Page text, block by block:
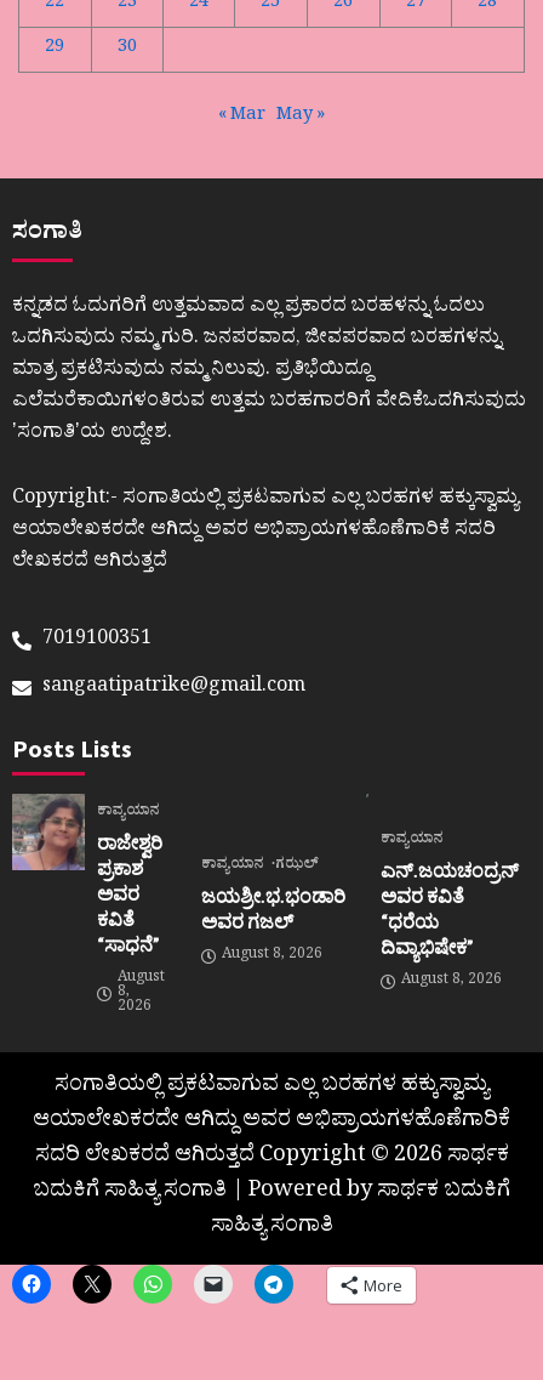
29
30
« Mar May »
ಸಂಗಾತಿ
ಕನ್ನಡದ ಓದುಗರಿಗೆ ಉತ್ತಮವಾದ ಎಲ್ಲ ಪ್ರಕಾರದ ಬರಹಳನ್ನು ಓದಲು
ಒದಗಿಸುವುದು ನಮ್ಮ ಗುರಿ. ಜನಪರವಾದ, ಜೀವಪರವಾದ ಬರಹಗಳನ್ನು
ಮಾತ್ರ ಪ್ರಕಟಿಸುವುದು ನಮ್ಮ ನಿಲುವು. ಪ್ರತಿಭೆಯಿದ್ದೂ
ಎಲೆಮರೆಕಾಯಿಗಳಂತಿರುವ ಉತ್ತಮ ಬರಹಗಾರರಿಗೆ ವೇದಿಕೆಒದಗಿಸುವುದು
ʼಸಂಗಾತಿʼಯ ಉದ್ದೇಶ.
Copyright:- ಸಂಗಾತಿಯಲ್ಲಿ ಪ್ರಕಟವಾಗುವ ಎಲ್ಲ ಬರಹಗಳ ಹಕ್ಕುಸ್ವಾಮ್ಯ
ಆಯಾಲೇಖಕರದೇ ಆಗಿದ್ದು ಅವರ ಅಭಿಪ್ರಾಯಗಳಹೊಣೆಗಾರಿಕೆ ಸದರಿ
ಲೇಖಕರದೆ ಆಗಿರುತ್ತದೆ
7019100351
sangaatipatrike@gmail.com
Posts Lists
ಕಾವ್ಯಯಾನ
ರಾಜೇಶ್ವರಿ
ಪ್ರಕಾಶ
ಅವರ
ಕವಿತೆ
“ಸಾಧನೆ”
August
8,
2026
ಕಾವ್ಯಯಾನ ಗಝಲ್
ಜಯಶ್ರೀ.ಭ.ಭಂಡಾರಿ
ಅವರ ಗಜಲ್
August 8, 2026
ಕಾವ್ಯಯಾನ
ಎನ್.ಜಯಚಂದ್ರನ್
ಅವರ ಕವಿತೆ
“ಧರೆಯ
ದಿವ್ಯಾಭಿಷೇಕ”
August 8, 2026
ಸಂಗಾತಿಯಲ್ಲಿ ಪ್ರಕಟವಾಗುವ ಎಲ್ಲ ಬರಹಗಳ ಹಕ್ಕುಸ್ವಾಮ್ಯ
ಆಯಾಲೇಖಕರದೇ ಆಗಿದ್ದು ಅವರ ಅಭಿಪ್ರಾಯಗಳಹೊಣೆಗಾರಿಕೆ
ಸದರಿ ಲೇಖಕರದೆ ಆಗಿರುತ್ತದೆ Copyright © 2026 ಸಾರ್ಥಕ
ಬದುಕಿಗೆ ಸಾಹಿತ್ಯ ಸಂಗಾತಿ | Powered by ಸಾರ್ಥಕ ಬದುಕಿಗೆ
ಸಾಹಿತ್ಯ ಸಂಗಾತಿ
More